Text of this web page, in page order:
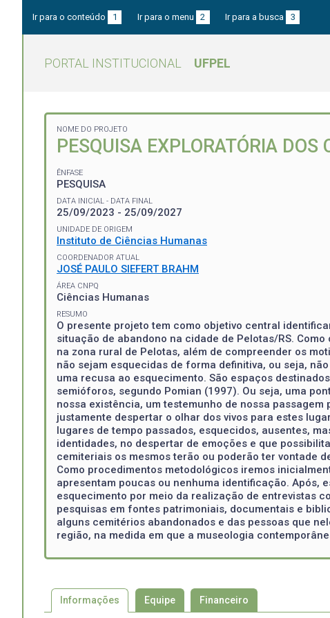
Ir para o conteúdo 1 Ir para o menu 2 Ir para a busca 3
PORTAL INSTITUCIONAL UFPEL
NOME DO PROJETO
PESQUISA EXPLORATÓRIA DOS
ÊNFASE
PESQUISA
DATA INICIAL - DATA FINAL
25/09/2023 - 25/09/2027
UNIDADE DE ORIGEM
Instituto de Ciências Humanas
COORDENADOR ATUAL
JOSÉ PAULO SIEFERT BRAHM
ÁREA CNPQ
Ciências Humanas
RESUMO
O presente projeto tem como objetivo central
situação de abandono na cidade de Pelotas/RS.
na zona rural de Pelotas, além de compreender os
não sejam esquecidas de forma definitiva, ou seja,
uma recusa ao esquecimento. São espaços
semióforos, segundo Pomian (1997). Ou seja, uma
nossa existência, um testemunho de nossa
justamente despertar o olhar dos vivos para estes
lugares de tempo passados, esquecidos, ausentes,
identidades, no despertar de emoções e que
cemiteriais os mesmos terão ou poderão ter vontade
Como procedimentos metodológicos iremos
apresentam poucas ou nenhuma identificação. Após,
esquecimento por meio da realização de entrevistas
pesquisas em fontes patrimoniais, documentais e
alguns cemitérios abandonados e das pessoas que
região, na medida em que a museologia
Informações Equipe Financeiro